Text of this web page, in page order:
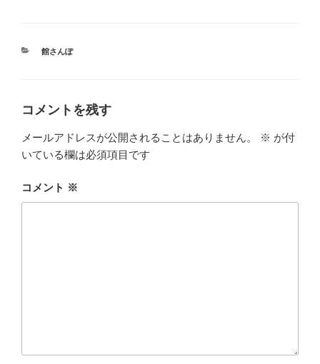
カ
館さんぽ
コメントを残す
メールアドレスが公開されることはありません。 ※ が付
いている欄は必須項目です
コメント ※